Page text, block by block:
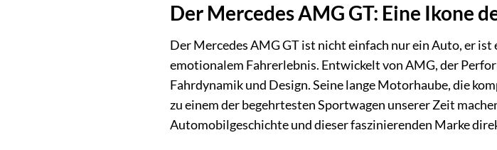
Der Mercedes AMG GT: Eine Ikone
Der Mercedes AMG GT ist nicht einfach nur ein Auto, er
emotionalem Fahrerlebnis. Entwickelt von AMG, der
Fahrdynamik und Design. Seine lange Motorhaube, die
zu einem der begehrtesten Sportwagen unserer Zeit
Automobilgeschichte und dieser faszinierenden Marke